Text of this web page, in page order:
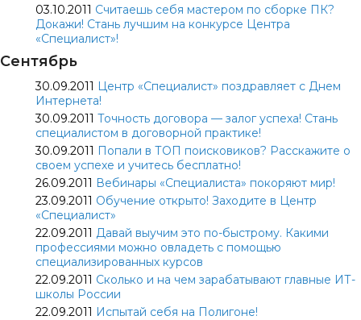
03.10.2011 Считаешь себя мастером по сборке ПК?
Докажи! Стань лучшим на конкурсе Центра
«Специалист»!
Сентябрь
30.09.2011 Центр «Специалист» поздравляет с Днем
Интернета!
30.09.2011 Точность договора — залог успеха! Стань
специалистом в договорной практике!
30.09.2011 Попали в ТОП поисковиков? Расскажите о
своем успехе и учитесь бесплатно!
26.09.2011 Вебинары «Специалиста» покоряют мир!
23.09.2011 Обучение открыто! Заходите в Центр
«Специалист»
22.09.2011 Давай выучим это по-быстрому. Какими
профессиями можно овладеть с помощью
специализированных курсов
22.09.2011 Сколько и на чем зарабатывают главные ИТ-
школы России
22.09.2011 Испытай себя на Полигоне!